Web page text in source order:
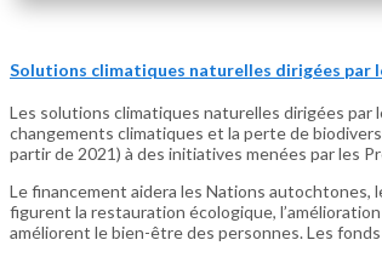
Solutions climatiques naturelles dirigées par
Les solutions climatiques naturelles dirigées
changements climatiques et la perte de
partir de 2021) à des initiatives menées par les
Le financement aidera les Nations autochtones,
figurent la restauration écologique,
améliorent le bien-être des personnes. Les